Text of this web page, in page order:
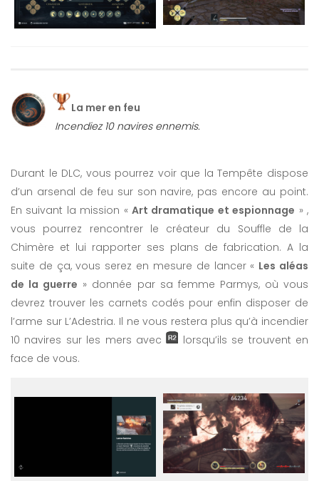
La mer en feu
Incendiez 10 navires ennemis.
Durant le DLC, vous pourrez voir que la Tempête dispose
d’un arsenal de feu sur son navire, pas encore au point.
En suivant la mission « Art dramatique et espionnage » ,
vous pourrez rencontrer le créateur du Souffle de la
Chimère et lui rapporter ses plans de fabrication. A la
suite de ça, vous serez en mesure de lancer « Les aléas
de la guerre » donnée par sa femme Parmys, où vous
devrez trouver les carnets codés pour enfin disposer de
l’arme sur L’Adestria. Il ne vous restera plus qu’à incendier
10 navires sur les mers avec
lorsqu’ils se trouvent en
face de vous.